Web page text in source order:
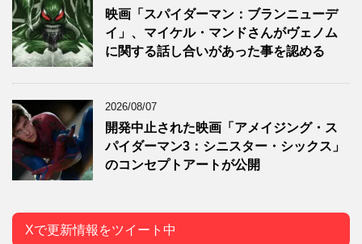
映画「スパイダーマン：ブランニューデ
イ」、マイケル・マンドさんがヴェノム
に関する話し合いがあった事を認める
2026/08/07
開発中止された映画「アメイジング・ス
パイダーマン3：シニスター・シックス」
のコンセプトアートが公開
Xで更新情報をツイート中